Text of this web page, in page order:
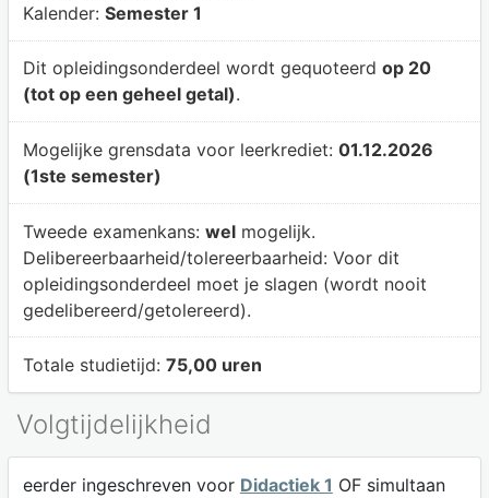
Kalender: Semester 1
Dit opleidingsonderdeel wordt gequoteerd op 20
(tot op een geheel getal).
Mogelijke grensdata voor leerkrediet: 01.12.2026
(1ste semester)
Tweede examenkans: welmogelijk.
Delibereerbaarheid/tolereerbaarheid: Voor dit
opleidingsonderdeel moet je slagen (wordt nooit
gedelibereerd/getolereerd).
Totale studietijd: 75,00 uren
Volgtijdelijkheid
eerder ingeschreven voor Didactiek 1 OF simultaan